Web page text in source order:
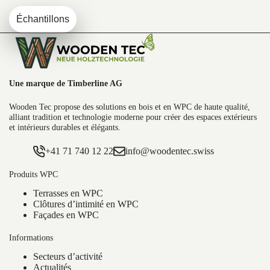
Position dans les systèmes de
terrasse Woodentec
Eco Deck Slim se positionne comme une solution fine et
élégante dans la gamme des
un aspect plus classique, leslames Premium Woodentecsont
adaptées.
Pour une alternative dans la même gamme, la lame Eco Deck
Planification, entretien et
utilisation à long terme
Uneterrasse WPC durable
réfléchie. Eco Deck Slim offre une base convaincante pour
Échantillons
Une marque de Timberline AG
Wooden Tec propose des solutions en bois et en WPC de haute qualité,
alliant tradition et technologie moderne pour créer des espaces extérieurs
et intérieurs durables et élégants.
+41 71 740 12 22 info@woodentec.swiss
Produits WPC
Terrasses en WPC
Clôtures d’intimité en WPC
Façades en WPC
Informations
Secteurs d’activité
Actualités